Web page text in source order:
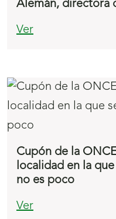
Alemán, directora
Ver
Cupón de la
localidad en la
no es poco
Ver